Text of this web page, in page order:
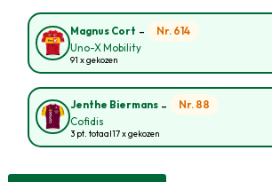
Magnus Cort - Nr. 614
Uno-X Mobility
91 x gekozen
Jenthe Biermans - Nr. 88
Cofidis
3 pt. totaal17 x gekozen